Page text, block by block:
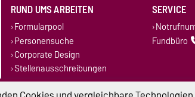
RUND UMS ARBEITEN
Formularpool
Personensuche
Corporate Design
Stellenausschreibungen
SERVICE
Fundbüro